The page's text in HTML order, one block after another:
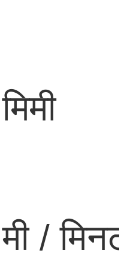
मिमी
मी /